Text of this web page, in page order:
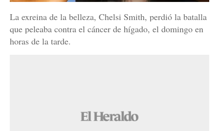
La exreina de la belleza, Chelsi Smith, perdió la batalla
que peleaba contra el cáncer de hígado, el domingo en
horas de la tarde.